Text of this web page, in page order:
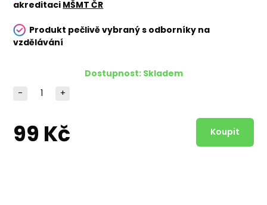
akreditaci MŠMT ČR
Produkt pečlivě vybraný s odborníky na
vzdělávání
Dostupnost: Skladem
99 Kč
- +